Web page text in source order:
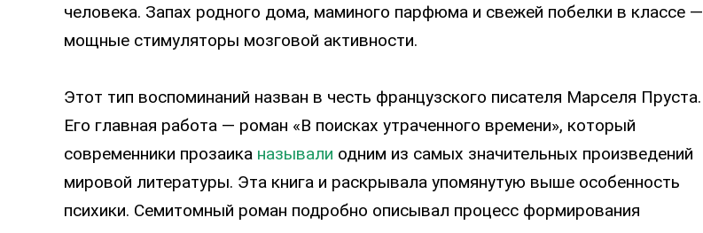
человека. Запах родного дома, маминого парфюма и свежей побелки в классе —
мощные стимуляторы мозговой активности.
Этот тип воспоминаний назван в честь французского писателя Марселя Пруста.
Его главная работа — роман «В поисках утраченного времени», который
современники прозаика называли одним из самых значительных произведений
мировой литературы. Эта книга и раскрывала упомянутую выше особенность
психики. Семитомный роман подробно описывал процесс формирования